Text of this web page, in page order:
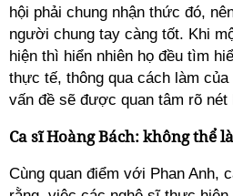
hội phải chung nhận thức đó,
người chung tay càng tốt. Khi
hiện thì hiển nhiên họ đều tìm
thực tế, thông qua cách làm
vấn đề sẽ được quan tâm rõ nét
Ca sĩ Hoàng Bách: không thể
Cùng quan điểm với Phan Anh,